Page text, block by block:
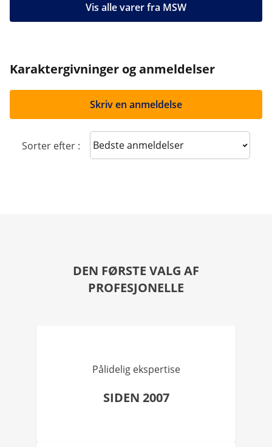
Vis alle varer fra MSW
Karaktergivninger og anmeldelser
Skriv en anmeldelse
Sorter efter : Sort reviews
DEN FØRSTE VALG AF
PROFESJONELLE
Pålidelig ekspertise
SIDEN 2007